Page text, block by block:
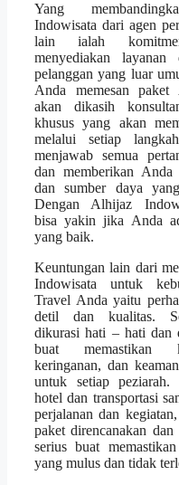
Yang
Indowisata dari agen
lain ialah
menyediakan layanan
pelanggan yang luar
Anda memesan paket
akan dikasih
khusus yang akan
melalui setiap
menjawab semua
dan memberikan
dan sumber daya
Dengan Alhijaz
bisa yakin jika Anda
yang baik.
Keuntungan lain dari
Indowisata untuk
Travel Anda yaitu
detil dan kualitas.
dikurasi hati – hati dan
buat memastikan
keringanan, dan
untuk setiap
hotel dan transportasi
perjalanan dan
paket direncanakan dan
serius buat
yang mulus dan tidak